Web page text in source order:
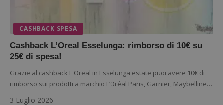
CASHBACK SPESA
Cashback L’Oreal Esselunga: rimborso di 10€ su
25€ di spesa!
Grazie al cashback L'Oreal in Esselunga estate puoi avere 10€ di
rimborso sui prodotti a marchio L’Oréal Paris, Garnier, Maybelline…
3 Luglio 2026